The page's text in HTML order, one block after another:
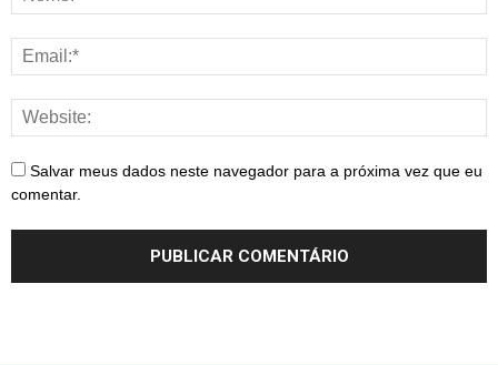
Salvar meus dados neste navegador para a próxima vez que eu
comentar.